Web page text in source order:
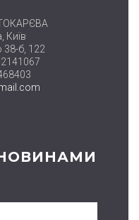
Київ
38-б, 122